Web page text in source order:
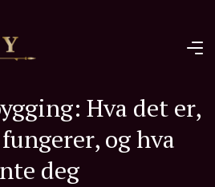
Hva det er,
og hva
deg